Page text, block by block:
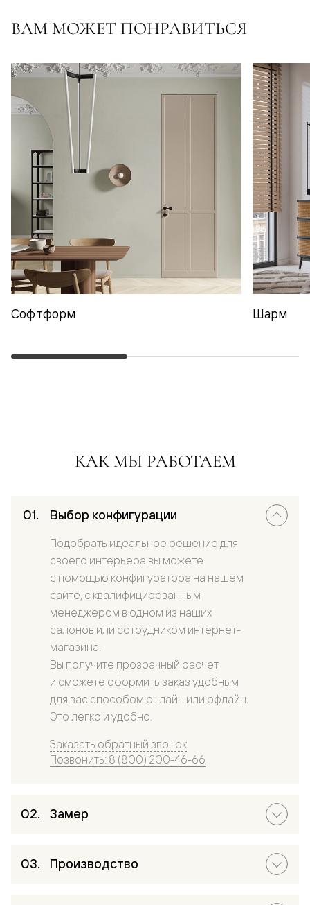
ВАМ МОЖЕТ ПОНРАВИТЬСЯ
Софтформ Шарм
КАК МЫ РАБОТАЕМ
Выбор конфигурации
Подобрать идеальное решение для
своего интерьера вы можете
с помощью конфигуратора на нашем
сайте, с квалифицированным
менеджером в одном из наших
салонов или сотрудником интернет-
магазина.
Вы получите прозрачный расчет
и сможете оформить заказ удобным
для вас способом онлайн или офлайн.
Это легко и удобно.
Заказать обратный звонок
Позвонить: 8 (800) 200-46-66
Замер
Производство